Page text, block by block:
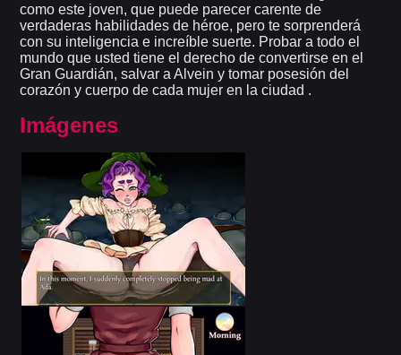
como este joven, que puede parecer carente de
verdaderas habilidades de héroe, pero te sorprenderá
con su inteligencia e increíble suerte. Probar a todo el
mundo que usted tiene el derecho de convertirse en el
Gran Guardián, salvar a Alvein y tomar posesión del
corazón y cuerpo de cada mujer en la ciudad .
Imágenes